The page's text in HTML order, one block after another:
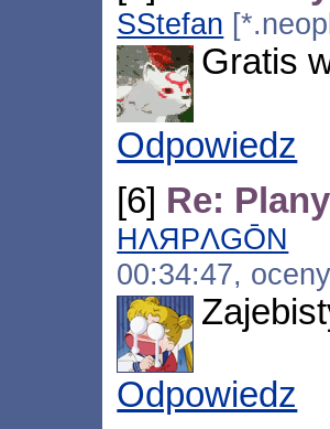
SStefan
Gratis
Odpowiedz
[6] Re:
HΛЯPΛGŌN
00:34:47,
Odpowiedz